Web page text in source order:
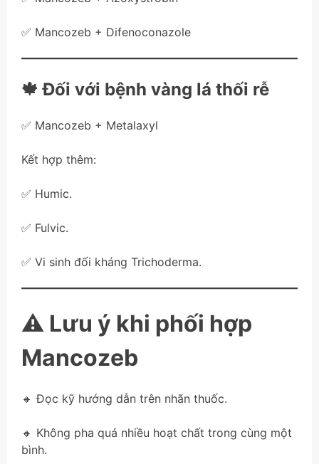
✅ Mancozeb + Difenoconazole
🍁 Đối với bệnh vàng lá thối rễ
✅ Mancozeb + Metalaxyl
Kết hợp thêm:
✅ Humic.
✅ Fulvic.
✅ Vi sinh đối kháng Trichoderma.
⚠️ Lưu ý khi phối hợp
Mancozeb
🔸 Đọc kỹ hướng dẫn trên nhãn thuốc.
🔸 Không pha quá nhiều hoạt chất trong cùng một
bình.